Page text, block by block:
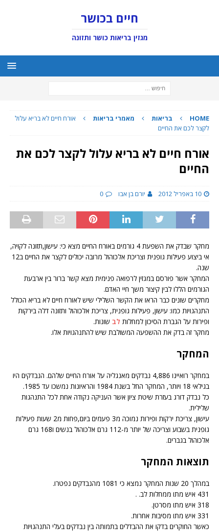
חיים בכושר
מגזין בריאות כושר ותזונה
HOME בריאות מאמרי בריאות
אורח חיים לא בריא עלול
לקצר לכם את החיים
אורח חיים לא בריא עלול לקצר לכם את
החיים
10 באפריל 2012 יורם בן אבו 0
מחקר שבדק את השפעת 4 גורמים באורח החיים מצא כי: עישון,תזונה לקויה,
אי ביצוע פעילות גופנית וצריכת אלכוהול מרובה יכולים לקצר את החיים ב12
שנה.
המחקר אשר פורסם במגזין לרפואה פנימית מצא קשר ברור בין ארבעת
הגורמים הללו לבין קיצור משך חיי האדם.
מחקרים שונים כבר הראו את הקשר השלילי שיש לאורח חיים לא בריא הכולל
התנהגויות כמו: עישון, פעילות גופנית, צריכת אלכוהול ותזונה דלה בירקות
ופירות על הגברת הסיכון למחלות לב שונות.
מחקר זה בדק את ההשפעה המשולבת שיש להתנהגויות אלו.
המחקר
במחקר רואיינו 4,886 נבדקים מאנגליה על אורח החיים שלהם. הנבדקים היו
בגילאי 18 ויותר, המחקר החל בשנת 1984 והראיונות נמשכו עד 1985.
כל נבדק דורג בעזרת שיטת ציון אשר העניקה נקודה אחת לכל התנהגות
שלילית.
עישון, צריכת ירקות ופירות נמוכה מ3 פעמים ביום,פחות מ2 שעות פעילות
גופנית בשבוע וצריכה של יותר מ-112 גרם אלכוהול בנשים ו168 גרם
אלכוהול בגברים.
תוצאות המחקר
במהלך 20 שנות המחקר נמצא כי 1081 מהנבדקים נפטרו.
431 איש מתו ממחלות לב. .
318 איש מתו מסרטן.
331 איש מתו מסיבות אחרות.
כאשר החוקרים בדקו את ההבדלים בתמותה בין נבדקים בעלי התנהגויות